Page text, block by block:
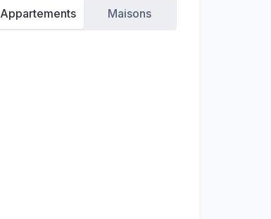
Appartements Maisons